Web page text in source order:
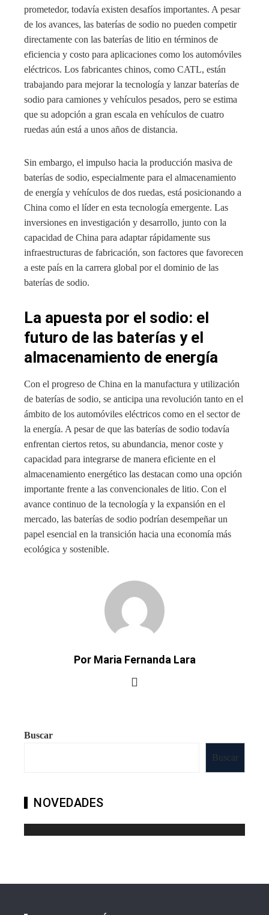
prometedor, todavía existen desafíos importantes. A pesar
de los avances, las baterías de sodio no pueden competir
directamente con las baterías de litio en términos de
eficiencia y costo para aplicaciones como los automóviles
eléctricos. Los fabricantes chinos, como CATL, están
trabajando para mejorar la tecnología y lanzar baterías de
sodio para camiones y vehículos pesados, pero se estima
que su adopción a gran escala en vehículos de cuatro
ruedas aún está a unos años de distancia.
Sin embargo, el impulso hacia la producción masiva de
baterías de sodio, especialmente para el almacenamiento
de energía y vehículos de dos ruedas, está posicionando a
China como el líder en esta tecnología emergente. Las
inversiones en investigación y desarrollo, junto con la
capacidad de China para adaptar rápidamente sus
infraestructuras de fabricación, son factores que favorecen
a este país en la carrera global por el dominio de las
baterías de sodio.
La apuesta por el sodio: el
futuro de las baterías y el
almacenamiento de energía
Con el progreso de China en la manufactura y utilización
de baterías de sodio, se anticipa una revolución tanto en el
ámbito de los automóviles eléctricos como en el sector de
la energía. A pesar de que las baterías de sodio todavía
enfrentan ciertos retos, su abundancia, menor coste y
capacidad para integrarse de manera eficiente en el
almacenamiento energético las destacan como una opción
importante frente a las convencionales de litio. Con el
avance continuo de la tecnología y la expansión en el
mercado, las baterías de sodio podrían desempeñar un
papel esencial en la transición hacia una economía más
ecológica y sostenible.
Por Maria Fernanda Lara
Buscar
Buscar
NOVEDADES